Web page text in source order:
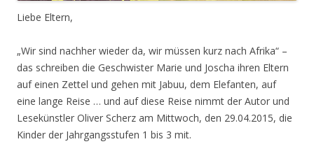
Liebe Eltern,
„Wir sind nachher wieder da, wir müssen kurz nach Afrika“ –
das schreiben die Geschwister Marie und Joscha ihren Eltern
auf einen Zettel und gehen mit Jabuu, dem Elefanten, auf
eine lange Reise … und auf diese Reise nimmt der Autor und
Lesekünstler Oliver Scherz am Mittwoch, den 29.04.2015, die
Kinder der Jahrgangsstufen 1 bis 3 mit.